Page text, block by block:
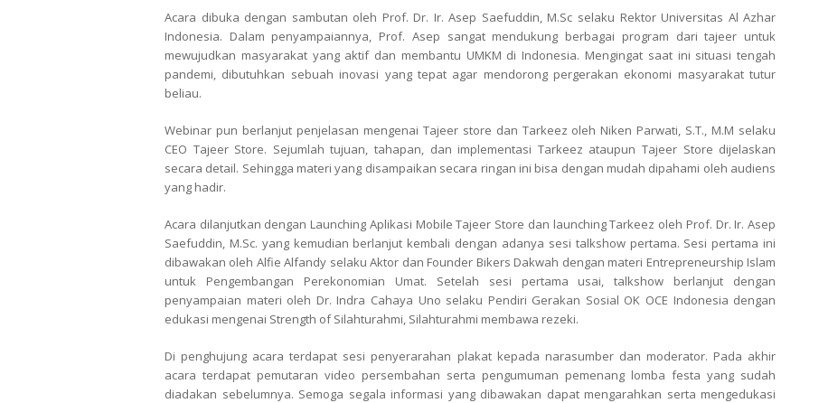
Acara dibuka dengan sambutan oleh Prof. Dr. Ir. Asep Saefuddin, M.Sc selaku Rektor Universitas Al Azhar
Indonesia. Dalam penyampaiannya, Prof. Asep sangat mendukung berbagai program dari tajeer untuk
mewujudkan masyarakat yang aktif dan membantu UMKM di Indonesia. Mengingat saat ini situasi tengah
pandemi, dibutuhkan sebuah inovasi yang tepat agar mendorong pergerakan ekonomi masyarakat tutur
beliau.
Webinar pun berlanjut penjelasan mengenai Tajeer store dan Tarkeez oleh Niken Parwati, S.T., M.M selaku
CEO Tajeer Store. Sejumlah tujuan, tahapan, dan implementasi Tarkeez ataupun Tajeer Store dijelaskan
secara detail. Sehingga materi yang disampaikan secara ringan ini bisa dengan mudah dipahami oleh audiens
yang hadir.
Acara dilanjutkan dengan Launching Aplikasi Mobile Tajeer Store dan launching Tarkeez oleh Prof. Dr. Ir. Asep
Saefuddin, M.Sc. yang kemudian berlanjut kembali dengan adanya sesi talkshow pertama. Sesi pertama ini
dibawakan oleh Alfie Alfandy selaku Aktor dan Founder Bikers Dakwah dengan materi Entrepreneurship Islam
untuk Pengembangan Perekonomian Umat. Setelah sesi pertama usai, talkshow berlanjut dengan
penyampaian materi oleh Dr. Indra Cahaya Uno selaku Pendiri Gerakan Sosial OK OCE Indonesia dengan
edukasi mengenai Strength of Silahturahmi, Silahturahmi membawa rezeki.
Di penghujung acara terdapat sesi penyerarahan plakat kepada narasumber dan moderator. Pada akhir
acara terdapat pemutaran video persembahan serta pengumuman pemenang lomba festa yang sudah
diadakan sebelumnya. Semoga segala informasi yang dibawakan dapat mengarahkan serta mengedukasi